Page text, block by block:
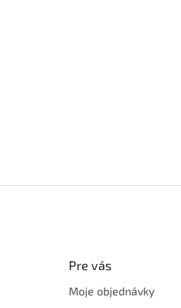
Pre vás
Moje objednávky